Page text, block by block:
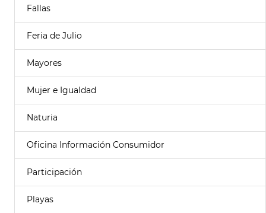
Fallas
Feria de Julio
Mayores
Mujer e Igualdad
Naturia
Oficina Información Consumidor
Participación
Playas